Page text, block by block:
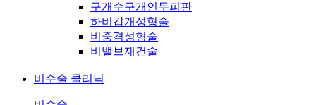
구개수구개인두피판
하비갑개성형술
비중격성형술
비밸브재건술
비수술 클리닉